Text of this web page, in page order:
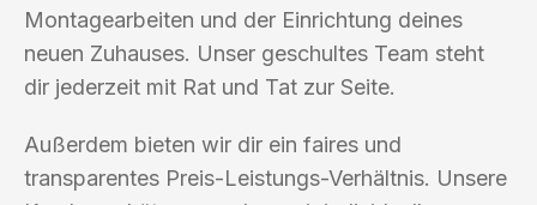
Montagearbeiten und der Einrichtung deines
neuen Zuhauses. Unser geschultes Team steht
dir jederzeit mit Rat und Tat zur Seite.
Außerdem bieten wir dir ein faires und
transparentes Preis-Leistungs-Verhältnis. Unsere